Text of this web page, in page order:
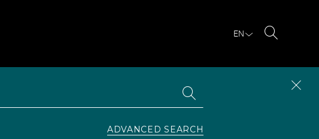
EN
ADVANCED SEARCH